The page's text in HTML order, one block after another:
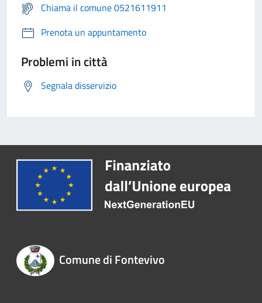
Chiama il comune 0521611911
Prenota un appuntamento
Problemi in città
Segnala disservizio
Comune di Fontevivo